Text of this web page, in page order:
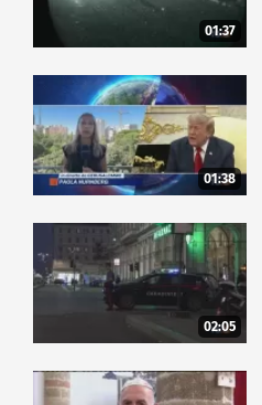
01:37
01:38
02:05